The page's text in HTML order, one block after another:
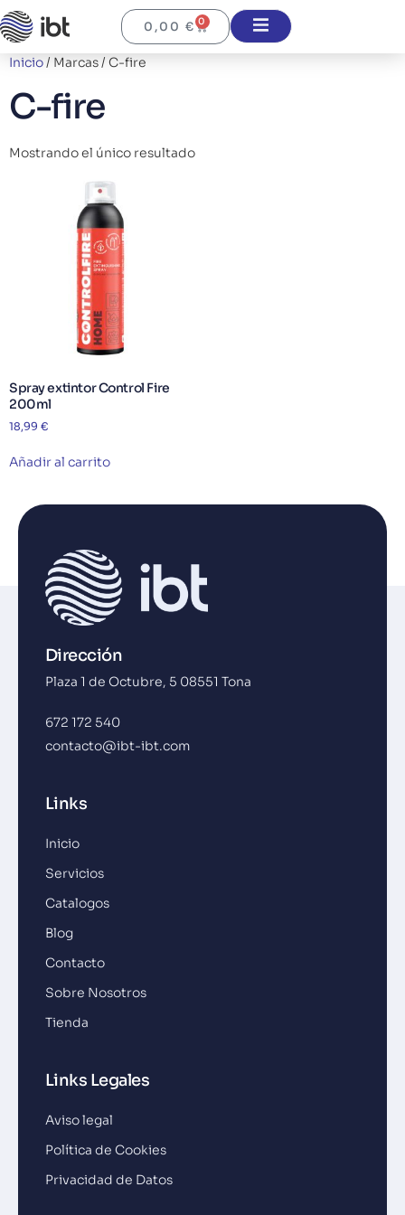
0,00€ 0
Inicio/ Marcas / C-fire
C-fire
Mostrando el único resultado
Spray extintor Control Fire
200ml
18,99 €
Añadir al carrito
Dirección
Plaza 1 de Octubre, 5 08551 Tona
672 172 540
contacto@ibt-ibt.com
Links
Inicio
Servicios
Catalogos
Blog
Contacto
Sobre Nosotros
Tienda
Links Legales
Aviso legal
Política de Cookies
Privacidad de Datos